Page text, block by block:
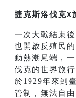
捷克斯洛伐克X
一次大戰結束
也開啟反殖民
動熱潮尾端，
伐克的世界旅
於1929年來到
管制，無法自